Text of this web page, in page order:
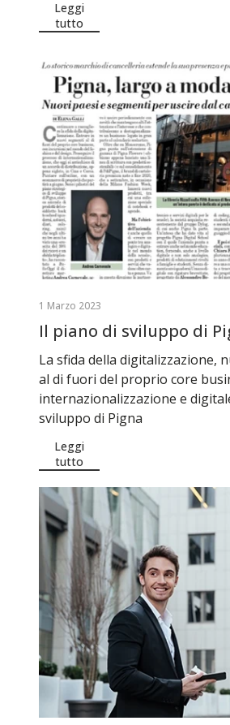
Leggi
tutto
1 Marzo 2023
Il piano di sviluppo di
La sfida della digitalizzazione,
al di fuori del proprio core
internazionalizzazione e
sviluppo di Pigna
Leggi
tutto